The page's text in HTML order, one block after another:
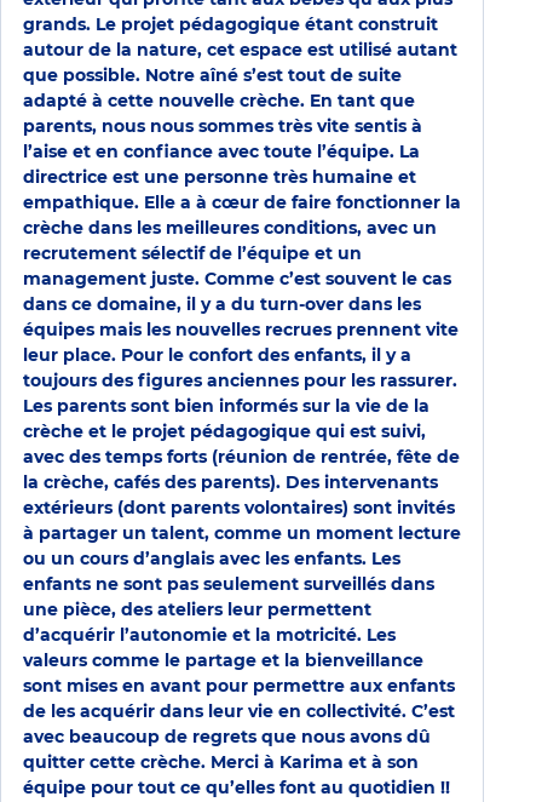
grands. Le projet pédagogique étant construit
autour de la nature, cet espace est utilisé autant
que possible. Notre aîné s’est tout de suite
adapté à cette nouvelle crèche. En tant que
parents, nous nous sommes très vite sentis à
l’aise et en confiance avec toute l’équipe. La
directrice est une personne très humaine et
empathique. Elle a à cœur de faire fonctionner la
crèche dans les meilleures conditions, avec un
recrutement sélectif de l’équipe et un
management juste. Comme c’est souvent le cas
dans ce domaine, il y a du turn-over dans les
équipes mais les nouvelles recrues prennent vite
leur place. Pour le confort des enfants, il y a
toujours des figures anciennes pour les rassurer.
Les parents sont bien informés sur la vie de la
crèche et le projet pédagogique qui est suivi,
avec des temps forts (réunion de rentrée, fête de
la crèche, cafés des parents). Des intervenants
extérieurs (dont parents volontaires) sont invités
à partager un talent, comme un moment lecture
ou un cours d’anglais avec les enfants. Les
enfants ne sont pas seulement surveillés dans
une pièce, des ateliers leur permettent
d’acquérir l’autonomie et la motricité. Les
valeurs comme le partage et la bienveillance
sont mises en avant pour permettre aux enfants
de les acquérir dans leur vie en collectivité. C’est
avec beaucoup de regrets que nous avons dû
quitter cette crèche. Merci à Karima et à son
équipe pour tout ce qu’elles font au quotidien !!